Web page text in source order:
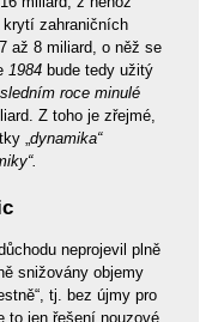
krytí zahraničních
až 8 miliard, o něž se
1984bude tedy užitý
roce minulé
Z toho je zřejmé,
„ dynamika“
neprojevil plně
snižovány objemy
tj. bez újmy pro
to jen řešení nouzové